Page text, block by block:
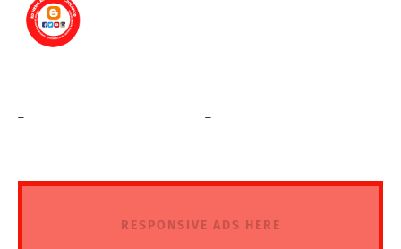
RESPONSIVE ADS HERE